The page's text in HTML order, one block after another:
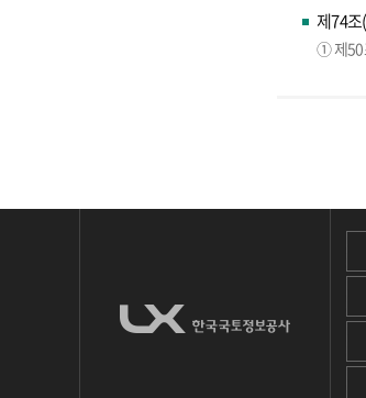
제74
① 제50